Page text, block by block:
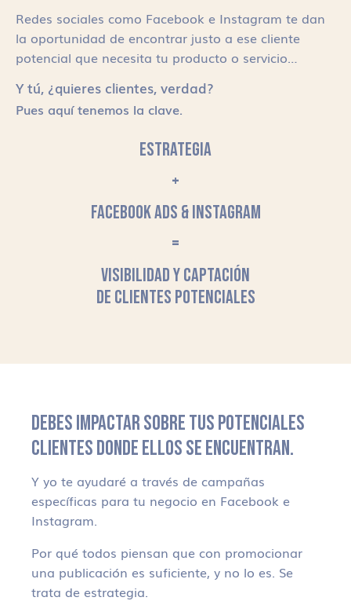
Redes sociales como Facebook e Instagram te dan
la oportunidad de encontrar justo a ese cliente
potencial que necesita tu producto o servicio…
Y tú, ¿quieres clientes, verdad?
Pues aquí tenemos la clave.
ESTRATEGIA
+
FACEBOOK ADS & INSTAGRAM
=
VISIBILIDAD Y CAPTACIÓN
DE CLIENTES POTENCIALES
DEBES IMPACTAR SOBRE TUS POTENCIALES
CLIENTES DONDE ELLOS SE ENCUENTRAN.
Y yo te ayudaré a través de campañas
específicas para tu negocio en Facebook e
Instagram.
Por qué todos piensan que con promocionar
una publicación es suficiente, y no lo es. Se
trata de estrategia.